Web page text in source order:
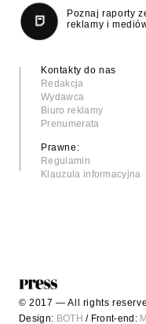
Poznaj raporty
reklamy i
Kontakty do nas
Redakcja
Wydawca
Biuro reklamy
Prenumerata
Prawne:
Regulamin
Klauzula informacyjna
Design: BOTH / Front-end:
© 2017 — All rights